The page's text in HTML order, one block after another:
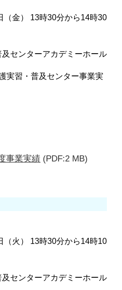
（金） 13時30分から14時30
センターアカデミーホール
実習・普及センター事業実
事業実績 (PDF:2 MB)
（火） 13時30分から14時10
センターアカデミーホール